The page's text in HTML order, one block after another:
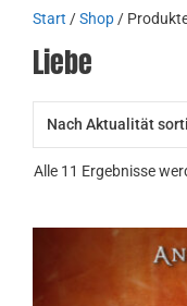
Start /Shop/
Liebe
Alle 11 Ergebnisse